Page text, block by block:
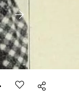
rendre
Cette